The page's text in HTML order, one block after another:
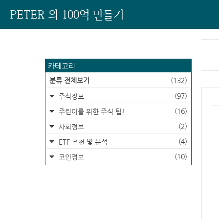
PETER 의 100억 만들기
카테고리
분류 전체보기 (132)
주식정보
(97)
주린이를 위한 주식 팁!
(16)
사회정보
(2)
ETF 추천 및 분석
(4)
코인정보
(10)